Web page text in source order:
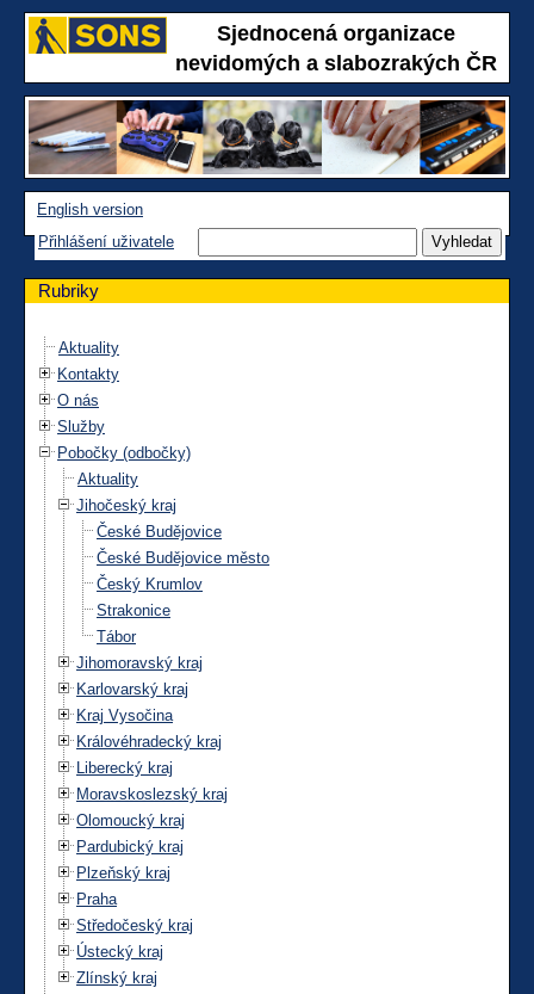
Sjednocená organizace
nevidomých a slabozrakých ČR
English version
Přihlášení uživatele
Rubriky
Aktuality
Kontakty
O nás
Služby
Pobočky (odbočky)
Aktuality
Jihočeský kraj
České Budějovice
České Budějovice město
Český Krumlov
Strakonice
Tábor
Jihomoravský kraj
Karlovarský kraj
Kraj Vysočina
Královéhradecký kraj
Liberecký kraj
Moravskoslezský kraj
Olomoucký kraj
Pardubický kraj
Plzeňský kraj
Praha
Středočeský kraj
Ústecký kraj
Zlínský kraj